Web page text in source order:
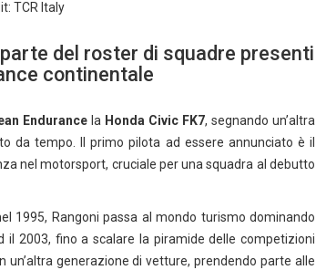
TCR Italy
del roster di squadre presenti
continentale
Endurance la Honda Civic FK7, segnando un’altra
da tempo. Il primo pilota ad essere annunciato è il
nel motorsport, cruciale per una squadra al debutto
1995, Rangoni passa al mondo turismo dominando
il 2003, fino a scalare la piramide delle competizioni
generazione di vetture, prendendo parte alle